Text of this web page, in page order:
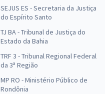
SEJUS ES - Secretaria da Justiça
do Espírito Santo
TJ BA - Tribunal de Justiça do
Estado da Bahia
TRF 3 - Tribunal Regional Federal
da 3ª Região
MP RO - Ministério Público de
Rondônia